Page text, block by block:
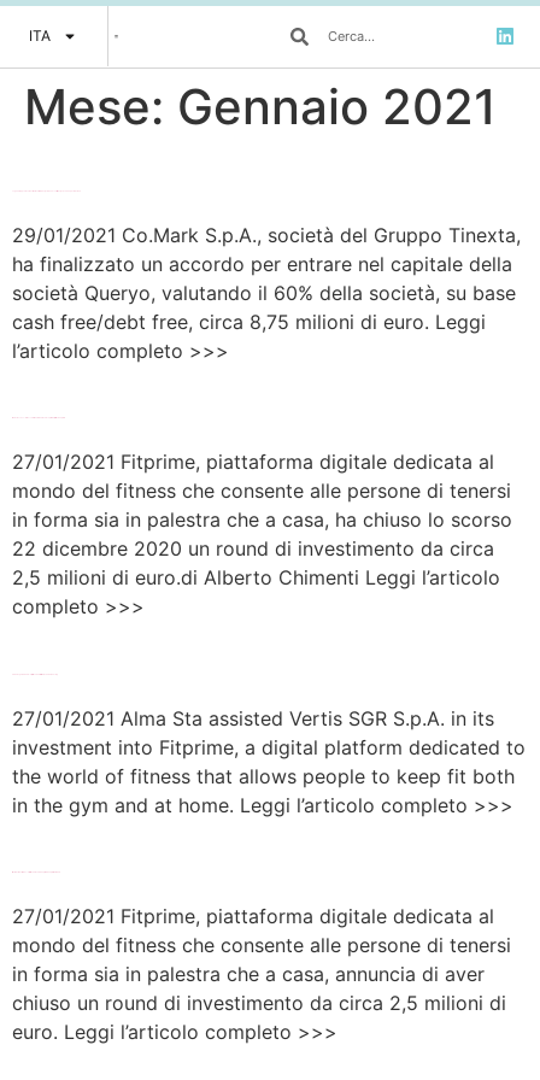
ITA
Mese: Gennaio 2021
29/01/2021 Co.Mark S.p.A., società del Gruppo Tinexta,
ha finalizzato un accordo per entrare nel capitale della
società Queryo, valutando il 60% della società, su base
cash free/debt free, circa 8,75 milioni di euro. Leggi
l’articolo completo >>>
27/01/2021 Fitprime, piattaforma digitale dedicata al
mondo del fitness che consente alle persone di tenersi
in forma sia in palestra che a casa, ha chiuso lo scorso
22 dicembre 2020 un round di investimento da circa
2,5 milioni di euro.di Alberto Chimenti Leggi l’articolo
completo >>>
27/01/2021 Alma Sta assisted Vertis SGR S.p.A. in its
investment into Fitprime, a digital platform dedicated to
the world of fitness that allows people to keep fit both
in the gym and at home. Leggi l’articolo completo >>>
27/01/2021 Fitprime, piattaforma digitale dedicata al
mondo del fitness che consente alle persone di tenersi
in forma sia in palestra che a casa, annuncia di aver
chiuso un round di investimento da circa 2,5 milioni di
euro. Leggi l’articolo completo >>>